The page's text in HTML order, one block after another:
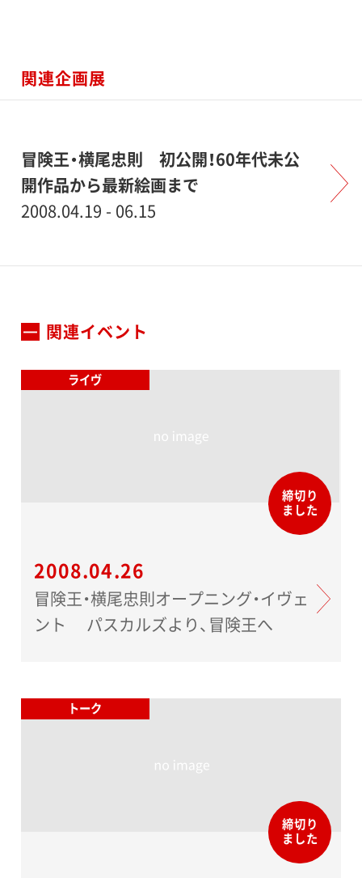
関連企画展
冒険王・横尾忠則 初公開！60年代未公
開作品から最新絵画まで
2008.04.19 - 06.15
関連イベント
ライヴ
締切り
ました
2008.04.26
冒険王・横尾忠則オープニング・イヴェ
ント パスカルズより、冒険王へ
トーク
締切り
ました